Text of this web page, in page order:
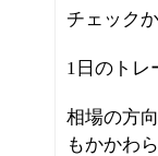
チェック
1日のトレ
相場の方
もかかわ